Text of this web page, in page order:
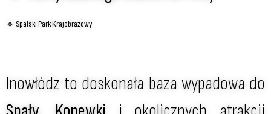
🔹 Spalski Park Krajobrazowy
Inowłódz to doskonała baza wypadowa do